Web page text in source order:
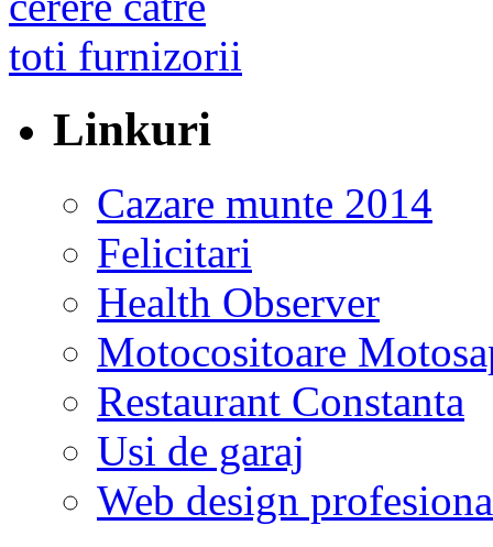
Linkuri
Cazare munte 2014
Felicitari
Health Observer
Motocositoare
Restaurant Constanta
Usi de garaj
Web design